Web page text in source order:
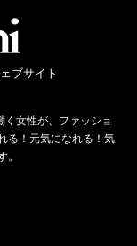
ブサイト
女性が、ファッショ
る！元気になれる！気
。